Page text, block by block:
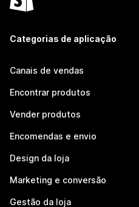
Categorias de aplicação
Canais de vendas
Encontrar produtos
Vender produtos
Encomendas e envio
Design da loja
Marketing e conversão
Gestão da loja